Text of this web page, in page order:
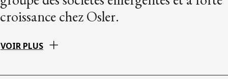
croissance chez Osler.
VOIR PLUS